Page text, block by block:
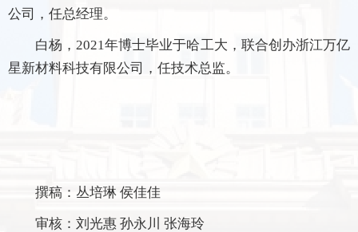
公司，任总经理。
白杨， 2021年博士毕业于哈工大，联合创办浙江万亿
星新材料科技有限公司，任技术总监。
撰稿：丛培琳 侯佳佳
审核：刘光惠 孙永川 张海玲